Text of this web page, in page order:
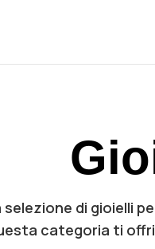
selezione di gioielli
categoria ti